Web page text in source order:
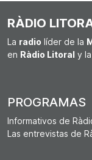
RÀDIO
La radio líder de la
en Ràdio Litoral y
PROGRAMAS
Informativos de
Las entrevistas de